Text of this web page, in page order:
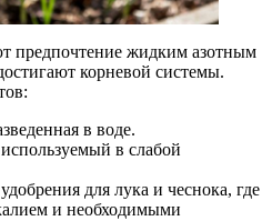
предпочтение жидким азотным
корневой системы.
в воде.
в слабой
для лука и чеснока, где
и необходимыми